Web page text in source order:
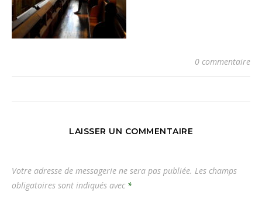
0 commentaire
LAISSER UN COMMENTAIRE
Votre adresse de messagerie ne sera pas publiée. Les champs
obligatoires sont indiqués avec *